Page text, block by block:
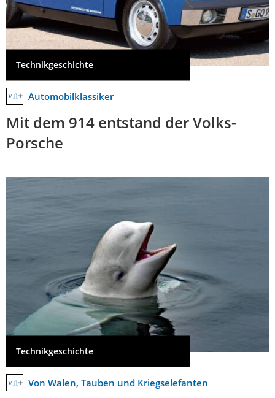
Technikgeschichte
Automobilklassiker
Mit dem 914 entstand der Volks-
Porsche
Technikgeschichte
Von Walen, Tauben und Kriegselefanten